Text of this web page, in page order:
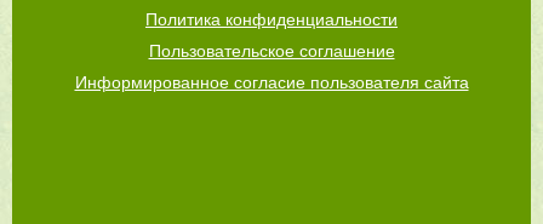
Политика конфиденциальности
Пользовательское соглашение
Информированное согласие пользователя сайта